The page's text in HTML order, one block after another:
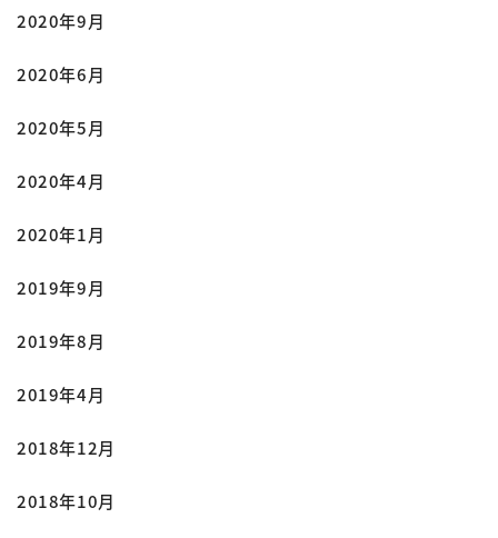
2020年9月
2020年6月
2020年5月
2020年4月
2020年1月
2019年9月
2019年8月
2019年4月
2018年12月
2018年10月